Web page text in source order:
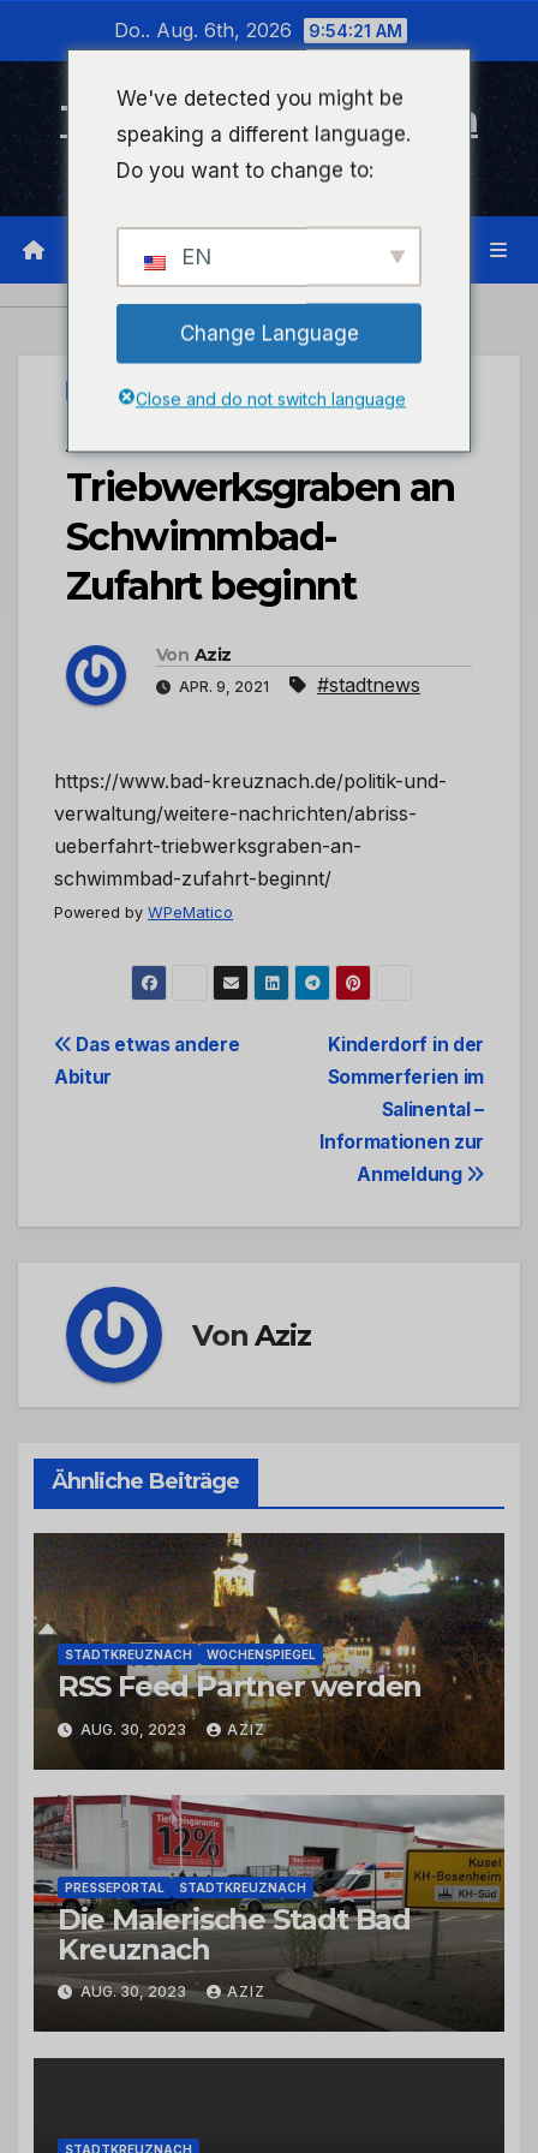
wechseln
Do.. Aug. 6th, 2026 9:54:22 AM
Timeline Bad Kreuznach
Infonetzwerk für Bad Kreuznach
STADTKREUZNACH
Abriss Überfahrt
Triebwerksgraben an
Schwimmbad-
Zufahrt beginnt
Von Aziz
APR. 9, 2021 #stadtnews
https://www.bad-kreuznach.de/politik-und-
verwaltung/weitere-nachrichten/abriss-
ueberfahrt-triebwerksgraben-an-
schwimmbad-zufahrt-beginnt/
Powered by WPeMatico
Beitrags-
Kinderdorf in der
Sommerferien im
Salinental –
Informationen zur
Anmeldung
Das etwas andere
Abitur
VonAziz
Ähnliche Beiträge
STADTKREUZNACH WOCHENSPIEGEL
RSS Feed Partner werden
AUG. 30, 2023 AZIZ
PRESSEPORTAL STADTKREUZNACH
Die Malerische Stadt Bad
Kreuznach
AUG. 30, 2023 AZIZ
STADTKREUZNACH
We've detected you might be
speaking a different language.
Do you want to change to:
EN
Change Language
Close and do not switch language